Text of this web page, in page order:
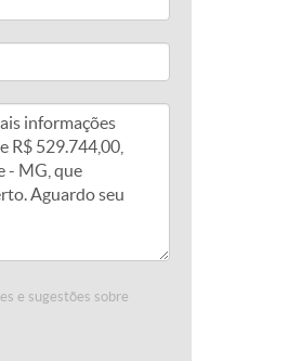
e sugestões sobre